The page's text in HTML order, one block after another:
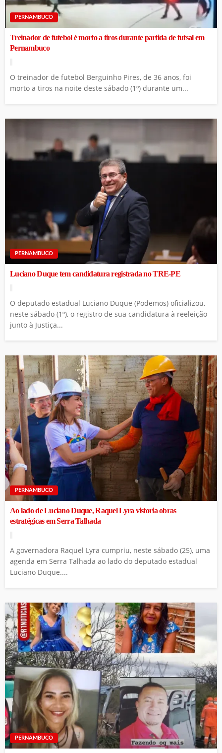
PERNAMBUCO
Treinador de futebol é morto a tiros durante partida de futsal em
Pernambuco
O treinador de futebol Berguinho Pires, de 36 anos, foi
morto a tiros na noite deste sábado (1º) durante um...
PERNAMBUCO
Luciano Duque tem candidatura registrada no TRE-PE
O deputado estadual Luciano Duque (Podemos) oficializou,
neste sábado (1º), o registro de sua candidatura à reeleição
junto à Justiça...
PERNAMBUCO
Ao lado de Luciano Duque, Raquel Lyra vistoria obras
estratégicas em Serra Talhada
A governadora Raquel Lyra cumpriu, neste sábado (25), uma
agenda em Serra Talhada ao lado do deputado estadual
Luciano Duque....
PERNAMBUCO